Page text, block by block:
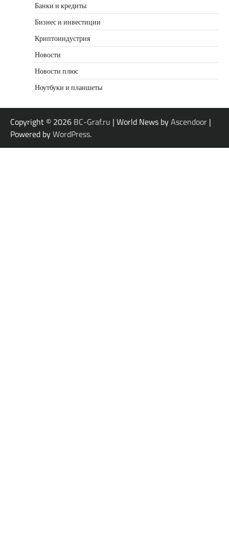
Банки и кредиты
Бизнес и инвестиции
Криптоиндустрия
Новости
Новости плюс
Ноутбуки и планшеты
Copyright © 2026 BC-Graf.ru | World News byAscendoor |
Powered byWordPress.